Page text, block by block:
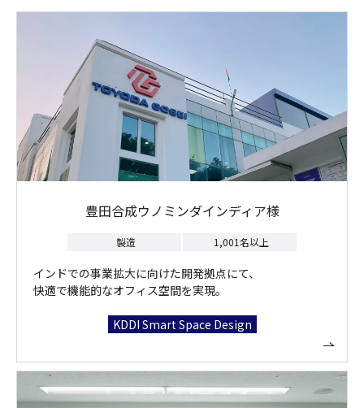
豊田合成ウノミンダインディア様
製造 1,001名以上
インドでの事業拡大に向けた開発拠点にて、
快適で機能的なオフィス空間を実現。
KDDI Smart Space Design